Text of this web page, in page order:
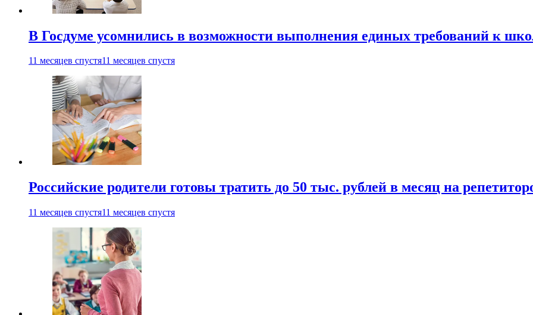
В Госдуме усомнились в возможности выполнения единых требований к
11 месяцев спустя11 месяцев спустя
Российские родители готовы тратить до 50 тыс. рублей в месяц на
11 месяцев спустя11 месяцев спустя